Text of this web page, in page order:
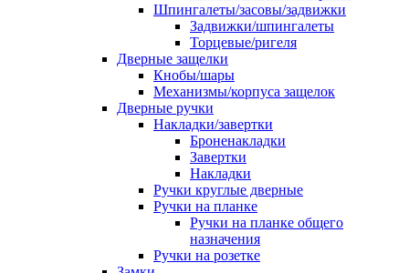
Шпингалеты/засовы/задвижки
Задвижки/шпингалеты
Торцевые/ригеля
Дверные защелки
Кнобы/шары
Механизмы/корпуса защелок
Дверные ручки
Накладки/завертки
Броненакладки
Завертки
Накладки
Ручки круглые дверные
Ручки на планке
Ручки на планке общего
назначения
Ручки на розетке